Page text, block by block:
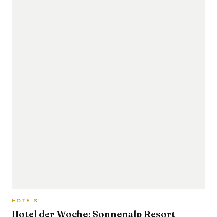
HOTELS
Hotel der Woche: Sonnenalp Resort